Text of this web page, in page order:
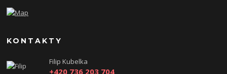
KONTAKTY
Filip Kubelka
+420 736 203 704